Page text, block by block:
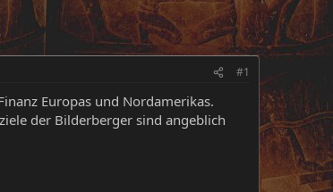
#1
Europas und Nordamerikas.
der Bilderberger sind angeblich